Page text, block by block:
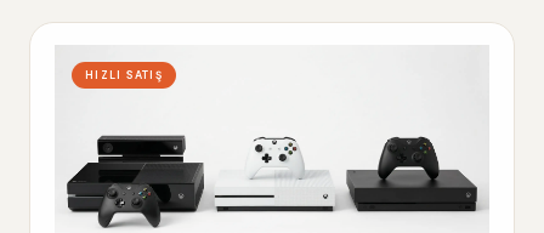
HIZLI SATIŞ